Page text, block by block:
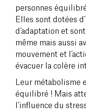
personnes
Elles sont dotées
d’adaptation et
même mais aussi
mouvement et
évacuer la colère
Leur métabolisme
équilibré ! Mais
l’influence du